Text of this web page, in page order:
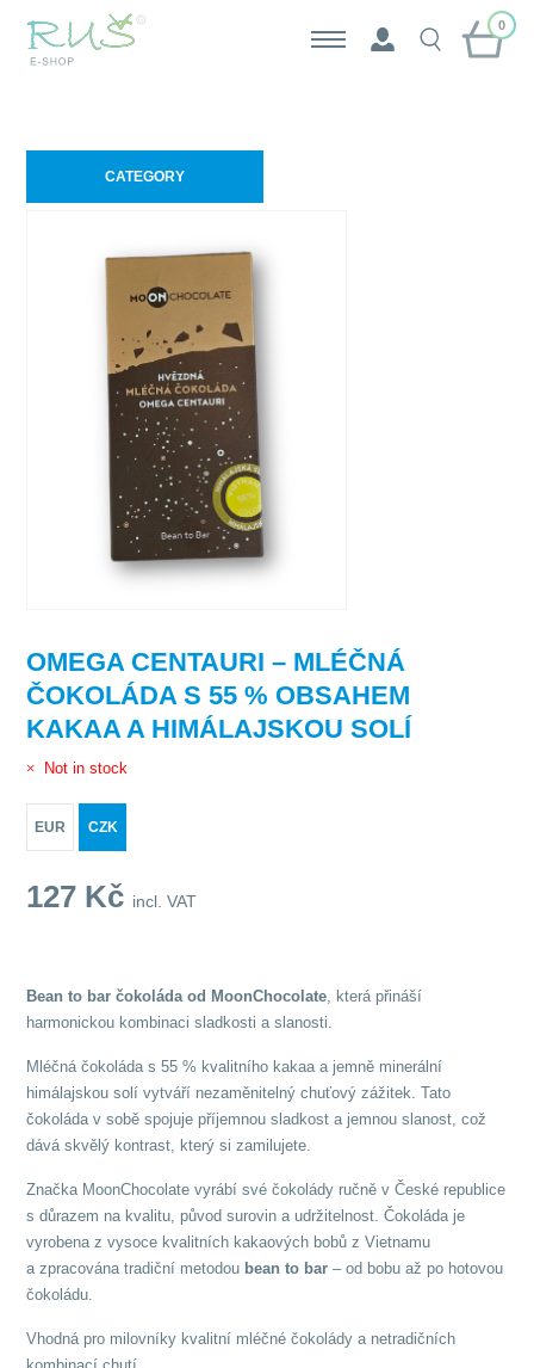
0
CATEGORY
OMEGA CENTAURI – MLÉČNÁ
ČOKOLÁDA S 55 % OBSAHEM
KAKAA A HIMÁLAJSKOU SOLÍ
Not in stock
EUR CZK
127 Kč incl. VAT
Bean to bar čokoláda od MoonChocolate, která přináší
harmonickou kombinaci sladkosti a slanosti.
Mléčná čokoláda s 55 % kvalitního kakaa a jemně minerální
himálajskou solí vytváří nezaměnitelný chuťový zážitek. Tato
čokoláda v sobě spojuje příjemnou sladkost a jemnou slanost, což
dává skvělý kontrast, který si zamilujete.
Značka MoonChocolate vyrábí své čokolády ručně v České republice
s důrazem na kvalitu, původ surovin a udržitelnost. Čokoláda je
vyrobena z vysoce kvalitních kakaových bobů z Vietnamu
a zpracována tradiční metodou bean to bar – od bobu až po hotovou
čokoládu.
Vhodná pro milovníky kvalitní mléčné čokolády a netradičních